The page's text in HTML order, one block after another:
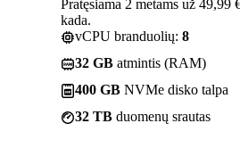
Pratęsiama 2 metams už 49,99
kada.
vCPU branduolių: 8
32 GB atmintis (RAM)
400 GB NVMe disko talpa
32 TB duomenų srautas